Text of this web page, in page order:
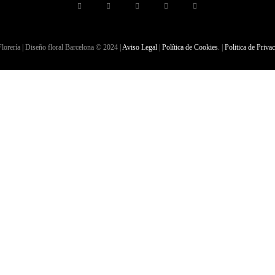
| Diseño floral Barcelona © 2024 | Aviso Legal| Política de Cookies. | Politica de